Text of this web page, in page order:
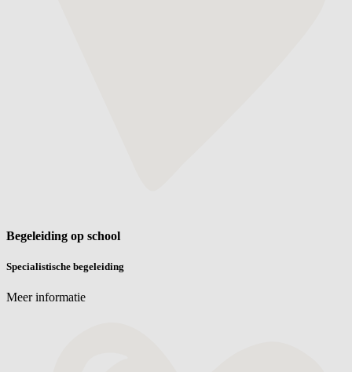
Begeleiding op school
Specialistische begeleiding
Meer informatie